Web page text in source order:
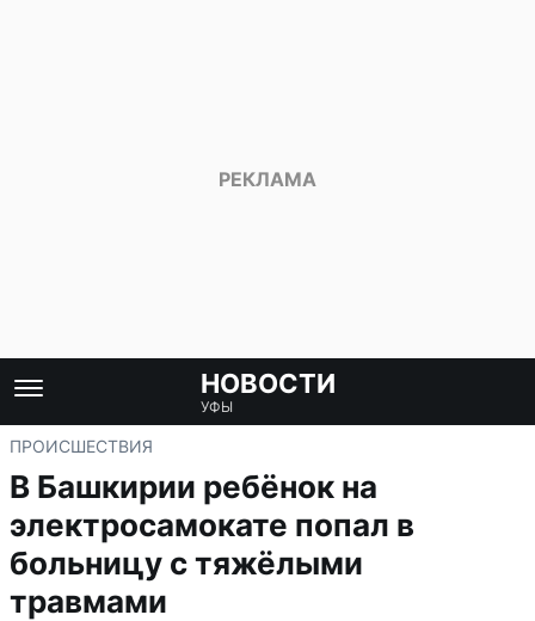
НОВОСТИ
УФЫ
ПРОИСШЕСТВИЯ
В Башкирии ребёнок на
электросамокате попал в
больницу с тяжёлыми
травмами